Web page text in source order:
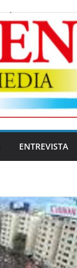
ENTREVISTA